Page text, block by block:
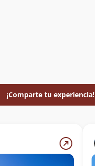
¡Comparte tu experiencia!